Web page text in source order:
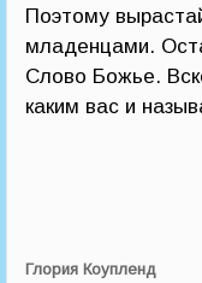
Поэтому
младенцами.
Слово Божье.
каким вас и
Глория Коупленд